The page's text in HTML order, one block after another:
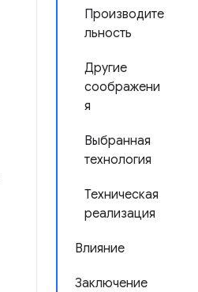
Производите
льность
Другие
соображени
я
Выбранная
технология
Техническая
реализация
Влияние
Заключение